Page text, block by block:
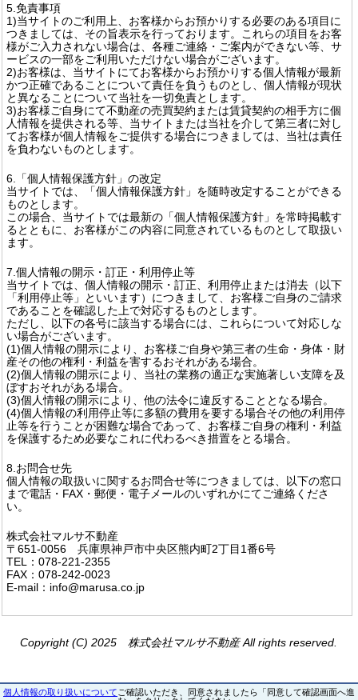
5.免責事項
1)当サイトのご利用上、お客様からお預かりする必要のある項目に
つきましては、その旨表示を行っております。これらの項目をお客
様がご入力されない場合は、各種ご連絡・ご案内ができない等、サ
ービスの一部をご利用いただけない場合がございます。
2)お客様は、当サイトにてお客様からお預かりする個人情報が最新
かつ正確であることについて責任を負うものとし、個人情報が現状
と異なることについて当社を一切免責とします。
3)お客様ご自身にて不動産の売買契約または賃貸契約の相手方に個
人情報を提供される等、当サイトまたは当社を介して第三者に対し
てお客様が個人情報をご提供する場合につきましては、当社は責任
を負わないものとします。
6.「個人情報保護方針」の改定
当サイトでは、「個人情報保護方針」を随時改定することができる
ものとします。
この場合、当サイトでは最新の「個人情報保護方針」を常時掲載す
るとともに、お客様がこの内容に同意されているものとして取扱い
ます。
7.個人情報の開示・訂正・利用停止等
当サイトでは、個人情報の開示・訂正、利用停止または消去（以下
「利用停止等」といいます）につきまして、お客様ご自身のご請求
であることを確認した上で対応するものとします。
ただし、以下の各号に該当する場合には、これらについて対応しな
い場合がございます。
(1)個人情報の開示により、お客様ご自身や第三者の生命・身体・財
産その他の権利・利益を害するおそれがある場合。
(2)個人情報の開示により、当社の業務の適正な実施著しい支障を及
ぼすおそれがある場合。
(3)個人情報の開示により、他の法令に違反することとなる場合。
(4)個人情報の利用停止等に多額の費用を要する場合その他の利用停
止等を行うことが困難な場合であって、お客様ご自身の権利・利益
を保護するため必要なこれに代わるべき措置をとる場合。
8.お問合せ先
個人情報の取扱いに関するお問合せ等につきましては、以下の窓口
まで電話・FAX・郵便・電子メールのいずれかにてご連絡くださ
い。
株式会社マルサ不動産
〒651-0056 兵庫県神戸市中央区熊内町2丁目1番6号
TEL：078-221-2355
FAX：078-242-0023
E-mail：info@marusa.co.jp
Copyright (C) 2025 株式会社マルサ不動産 All rights reserved.
個人情報の取り扱いについて ご確認いただき、同意されましたら「同意して確認画面へ進